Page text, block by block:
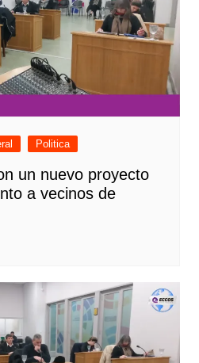
Politica
un nuevo proyecto
a vecinos de